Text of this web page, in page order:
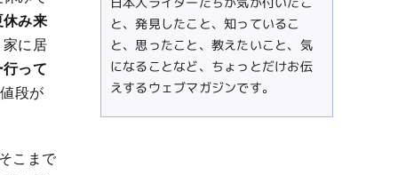
休み来
に居
って
段が
こまで
と、発見したこと、知っているこ
と、思ったこと、教えたいこと、気
になることなど、ちょっとだけお伝
えするウェブマガジンです。